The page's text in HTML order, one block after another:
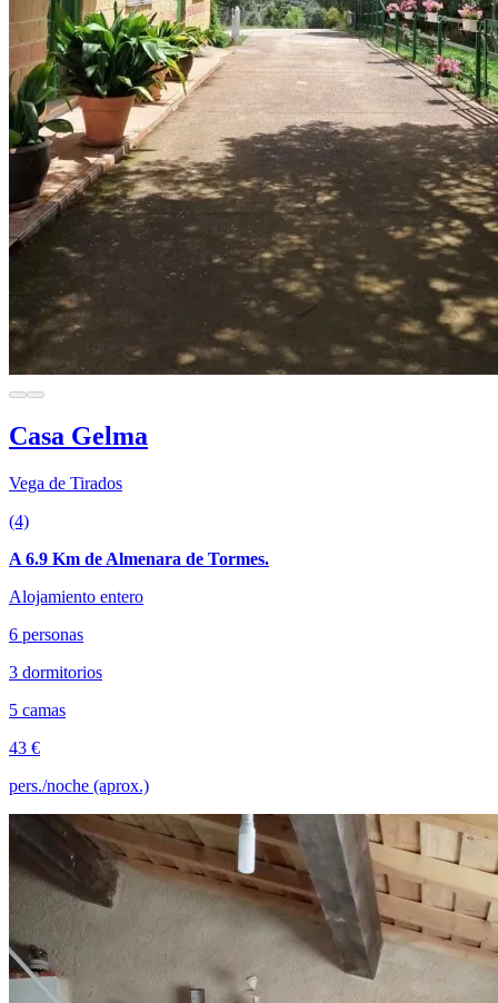
Casa Gelma
Vega de Tirados
(4)
A 6.9 Km de Almenara de Tormes.
Alojamiento entero
6 personas
3 dormitorios
5 camas
43 €
pers./noche (aprox.)